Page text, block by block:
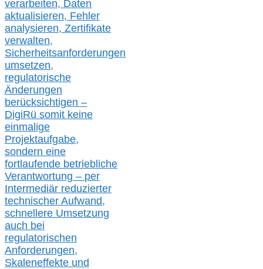
verarbeiten, Daten
aktualisieren, Fehler
analysieren, Zertifikate
verwalten,
Sicherheitsanforderungen
umsetzen,
regulatorische
Änderungen
berücksichtigen –
DigiRü somit keine
einmalige
Projektaufgabe,
sondern eine
fortlaufende betriebliche
Verantwortung – per
Intermediär reduzierter
technischer Aufwand,
schnellere Umsetzung
auch bei
regulatorischen
Anforderungen,
Skaleneffekte und